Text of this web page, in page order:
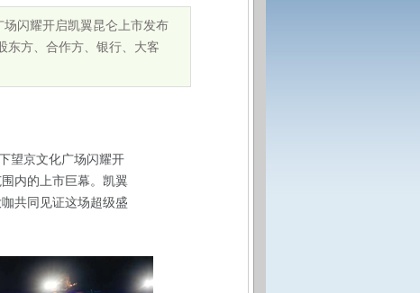
闪耀开启凯翼昆仑上市发布
方、合作方、银行、大客
望京文化广场闪耀开
内的上市巨幕。凯翼
共同见证这场超级盛